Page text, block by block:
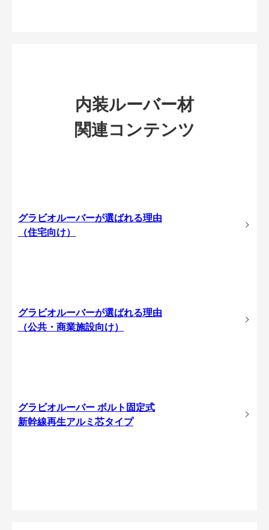
内装ルーバー材
関連コンテンツ
グラビオルーバーが選ばれる理由
（住宅向け）
グラビオルーバーが選ばれる理由
（公共・商業施設向け）
グラビオルーバー ボルト固定式
新幹線再生アルミ芯タイプ